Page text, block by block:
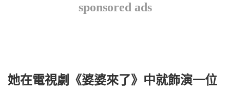
sponsored ads
她在電視劇《婆婆來了》中就飾演一位